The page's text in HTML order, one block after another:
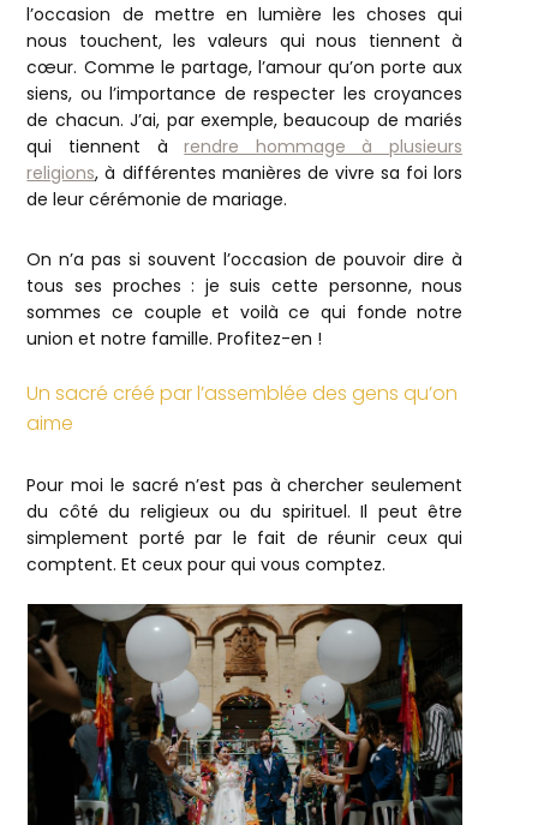
l’occasion de mettre en lumière les choses qui
nous touchent, les valeurs qui nous tiennent à
cœur. Comme le partage, l’amour qu’on porte aux
siens, ou l’importance de respecter les croyances
de chacun. J’ai, par exemple, beaucoup de mariés
qui tiennent àrendre hommage à plusieurs
religions, à différentes manières de vivre sa foi lors
de leur cérémonie de mariage.
On n’a pas si souvent l’occasion de pouvoir dire à
tous ses proches : je suis cette personne, nous
sommes ce couple et voilà ce qui fonde notre
union et notre famille. Profitez-en !
Un sacré créé par l’assemblée des gens qu’on
aime
Pour moi le sacré n’est pas à chercher seulement
du côté du religieux ou du spirituel. Il peut être
simplement porté par le fait de réunir ceux qui
comptent. Et ceux pour qui vous comptez.